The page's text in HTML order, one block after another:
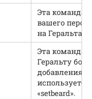
Эта команда
вашего
на Геральта.
Эта команда
Геральту
добавления
используете
«setbeard».